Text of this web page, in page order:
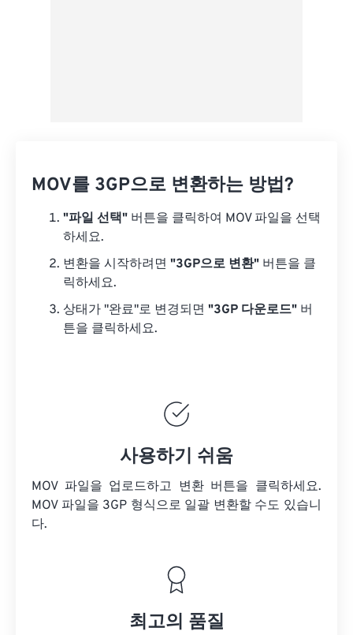
MOV를 3GP으로 변환하는 방법?
"파일 선택" 버튼을 클릭하여 MOV 파일을 선택
하세요.
변환을 시작하려면 "3GP으로 변환" 버튼을 클
릭하세요.
상태가 "완료"로 변경되면 "3GP 다운로드" 버
튼을 클릭하세요.
사용하기 쉬움
MOV 파일을 업로드하고 변환 버튼을 클릭하세요.
MOV 파일을 3GP 형식으로 일괄 변환할 수도 있습니
다.
최고의 품질